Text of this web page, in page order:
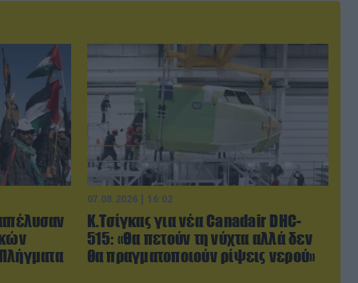
07.08.2026 | 16:02
Κ.Τσίγκας για νέα Canadair DHC-
515: «Θα πετούν τη νύχτα αλλά δεν
θα πραγματοποιούν ρίψεις νερού»